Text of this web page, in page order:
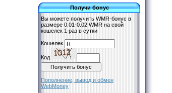
Получи бонус
Вы можете получить WMR-бонус в
размере 0.01-0.02 WMR на свой
кошелек 1 раз в сутки
Кошелек
Код
Пополнение, вывод и обмен
WebMoney